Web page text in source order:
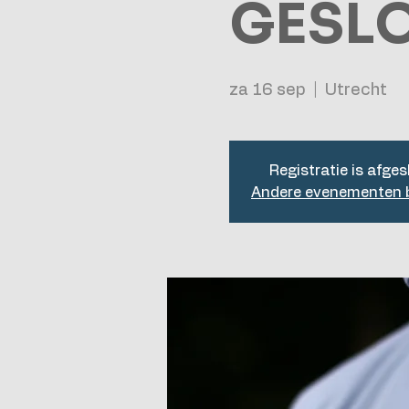
za 16 sep Utrecht
Registratie is
Andere evenementen